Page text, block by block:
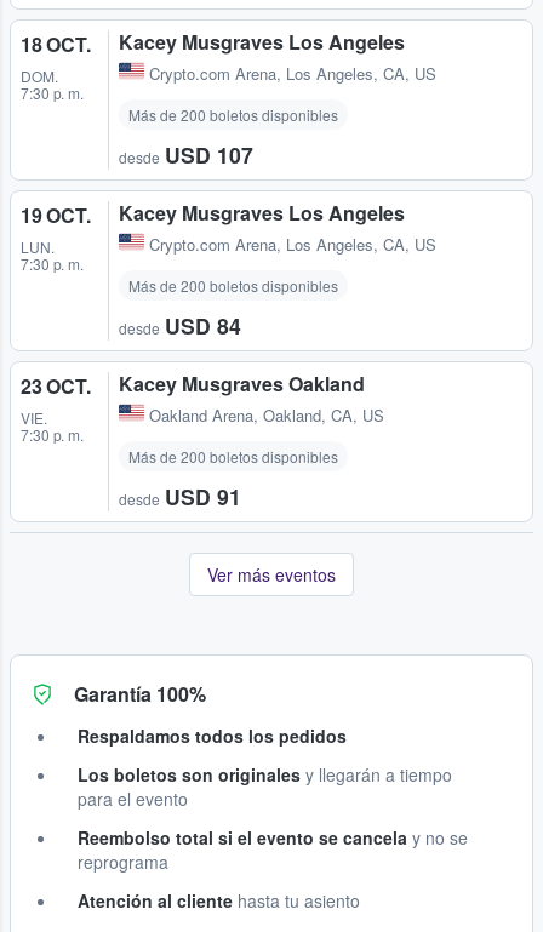
18 OCT.
DOM.
7:30 p. m.
Kacey Musgraves Los Angeles
Crypto.com Arena, Los Angeles, CA, US
Más de 200 boletos disponibles
desde USD 107
19 OCT.
LUN.
7:30 p. m.
Kacey Musgraves Los Angeles
Crypto.com Arena, Los Angeles, CA, US
Más de 200 boletos disponibles
desde USD 84
23 OCT.
VIE.
7:30 p. m.
Kacey Musgraves Oakland
Oakland Arena, Oakland, CA, US
Más de 200 boletos disponibles
desde USD 91
Ver más eventos
Garantía 100%
Respaldamos todos los pedidos
Los boletos son originales y llegarán a tiempo
para el evento
Reembolso total si el evento se cancela y no se
reprograma
Atención al cliente hasta tu asiento